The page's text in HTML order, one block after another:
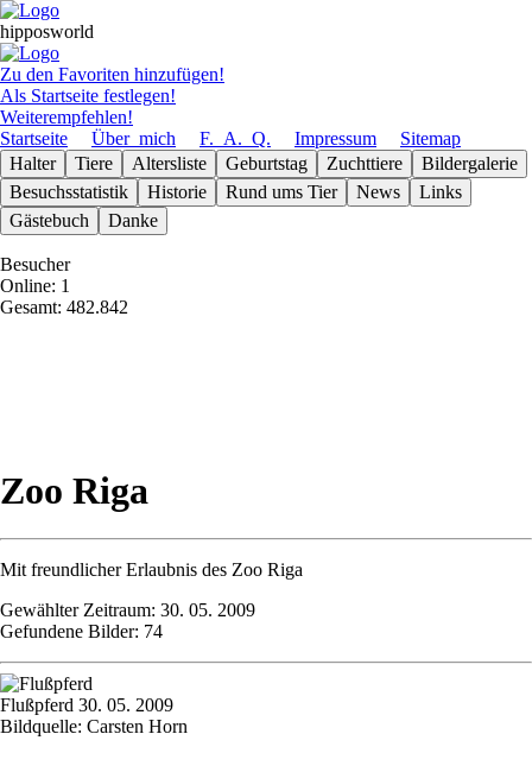
hipposworld
Zu den Favoriten hinzufügen!
Als Startseite festlegen!
Weiterempfehlen!
Startseite
Über_mich F._A._Q. Impressum
Sitemap
Halter
Tiere Altersliste Geburts­tag Zuchttiere
Bilder­galerie
Besuchs­statistik
Historie Rund ums Tier News
Links
Gäste­buch
Danke
Besucher
Online: 1
Gesamt: 482.842
Zoo Riga
Mit freundlicher Erlaubnis des Zoo Riga
Gewählter Zeitraum: 30. 05. 2009
Gefundene Bilder: 74
Flußpferd 30. 05. 2009
Bildquelle: Carsten Horn